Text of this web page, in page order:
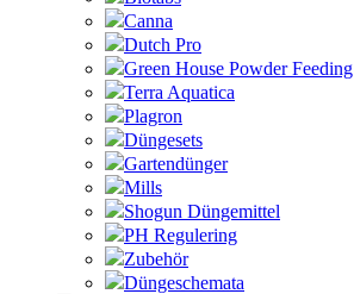
Canna
Dutch Pro
Green House Powder Feeding
Terra Aquatica
Plagron
Düngesets
Gartendünger
Mills
Shogun Düngemittel
PH Regulering
Zubehör
Düngeschemata